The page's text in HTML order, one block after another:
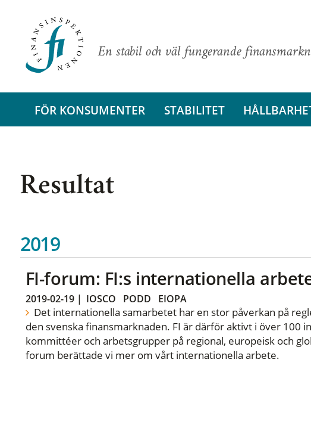
En stabil och väl fungerande
FÖR KONSUMENTER STABILITET
Resultat
2019
FI-forum: FI:s internationella
2019-02-19| IOSCO PODD EIOPA
Det internationella samarbetet har en stor påverkan på
den svenska finansmarknaden. FI är därför aktivt i över 100
kommittéer och arbetsgrupper på regional, europeisk och
forum berättade vi mer om vårt internationella arbete.